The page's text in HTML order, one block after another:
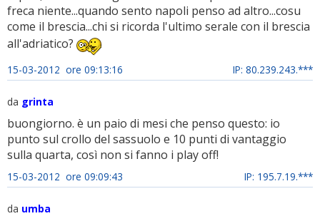
freca niente...quando sento napoli penso ad altro...cosu
come il brescia...chi si ricorda l'ultimo serale con il brescia
all'adriatico?
15-03-2012 ore 09:13:16 IP: 80.239.243.***
da grinta
buongiorno. è un paio di mesi che penso questo: io
punto sul crollo del sassuolo e 10 punti di vantaggio
sulla quarta, così non si fanno i play off!
15-03-2012 ore 09:09:43 IP: 195.7.19.***
da umba